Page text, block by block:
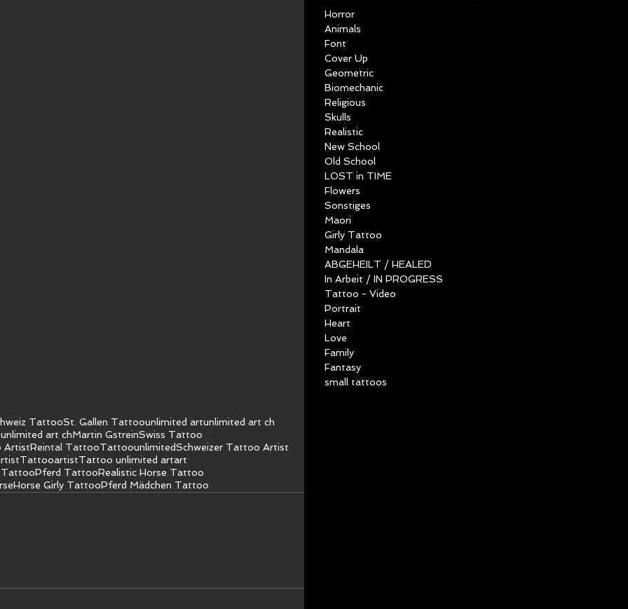
TattooSt. Gallen Tattoounlimited artunlimited art ch
art chMartin GstreinSwiss Tattoo
ArtistReintal TattooTattoounlimitedSchweizer Tattoo Artist
TattooartistTattoo unlimited artart
TattooPferd TattooRealistic Horse Tattoo
Horse Girly TattooPferd Mädchen Tattoo
Horror
Animals
Font
Cover Up
Geometric
Biomechanic
Religious
Skulls
Realistic
New School
Old School
LOST in TIME
Flowers
Sonstiges
Maori
Girly Tattoo
Mandala
ABGEHEILT / HEALED
In Arbeit / IN PROGRESS
Tattoo - Video
Portrait
Heart
Love
Family
Fantasy
small tattoos